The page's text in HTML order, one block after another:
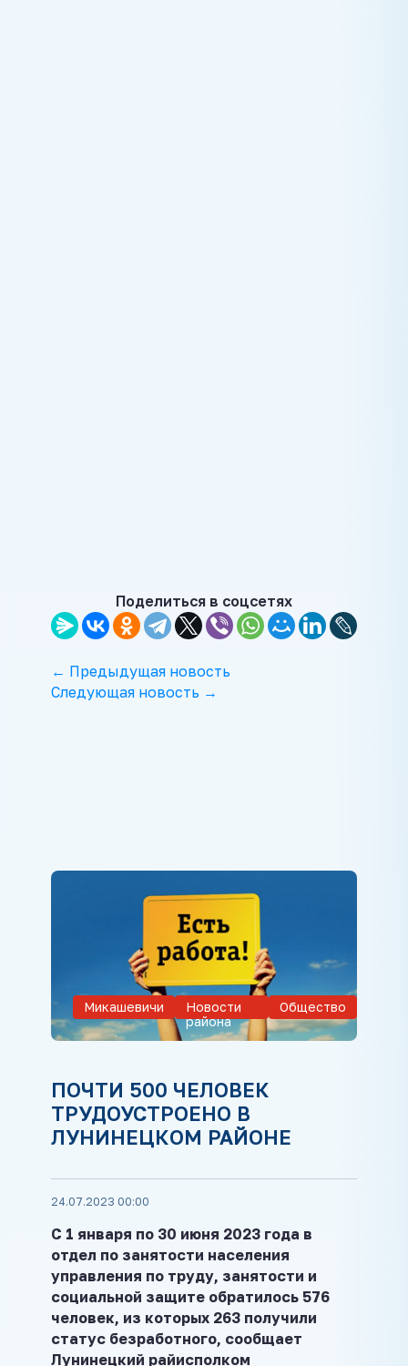
Поделиться в соцсетях
← Предыдущая новость
Следующая новость →
Микашевичи
Новости
района
Общество
ПОЧТИ 500 ЧЕЛОВЕК
ТРУДОУСТРОЕНО В
ЛУНИНЕЦКОМ РАЙОНЕ
24.07.2023 00:00
С 1 января по 30 июня 2023 года в
отдел по занятости населения
управления по труду, занятости и
социальной защите обратилось 576
человек, из которых 263 получили
статус безработного, сообщает
Лунинецкий райисполком